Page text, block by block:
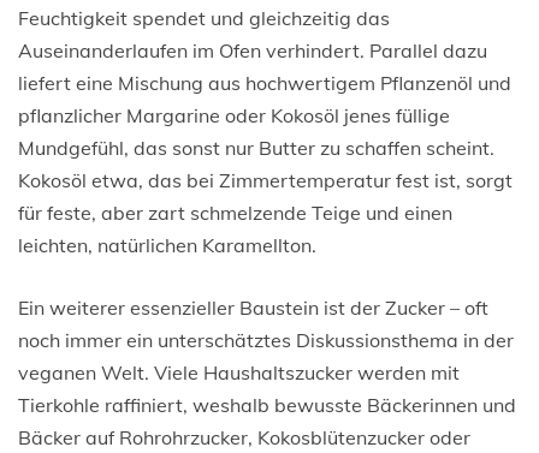
Feuchtigkeit spendet und gleichzeitig das
Auseinanderlaufen im Ofen verhindert. Parallel dazu
liefert eine Mischung aus hochwertigem Pflanzenöl und
pflanzlicher Margarine oder Kokosöl jenes füllige
Mundgefühl, das sonst nur Butter zu schaffen scheint.
Kokosöl etwa, das bei Zimmertemperatur fest ist, sorgt
für feste, aber zart schmelzende Teige und einen
leichten, natürlichen Karamellton.
Ein weiterer essenzieller Baustein ist der Zucker – oft
noch immer ein unterschätztes Diskussionsthema in der
veganen Welt. Viele Haushaltszucker werden mit
Tierkohle raffiniert, weshalb bewusste Bäckerinnen und
Bäcker auf Rohrohrzucker, Kokosblütenzucker oder